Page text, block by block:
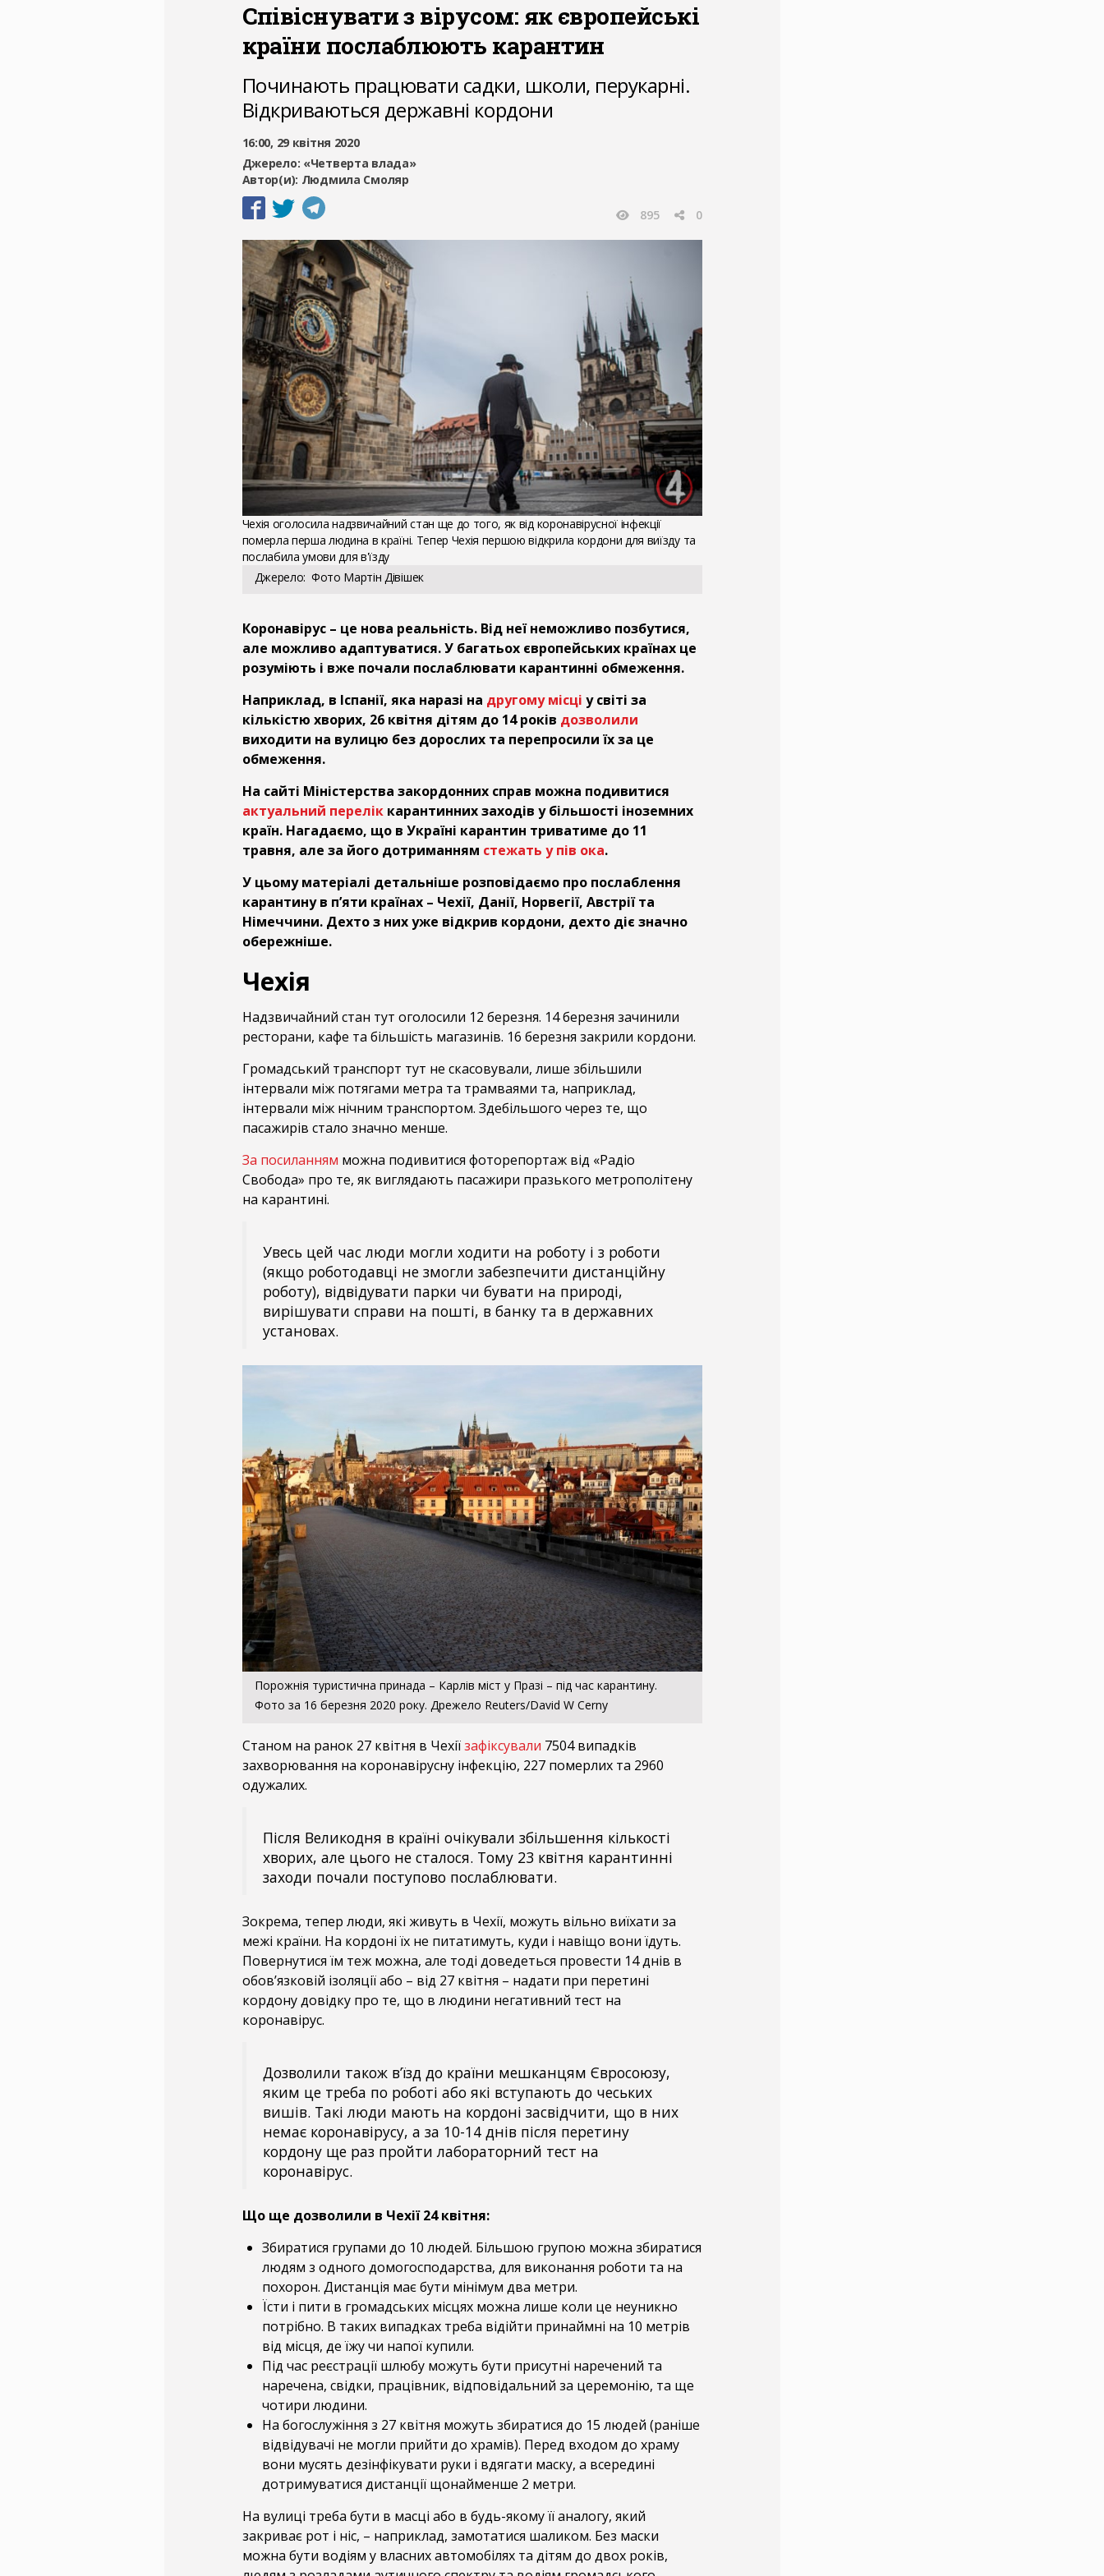
Співіснувати з вірусом: як європейські
країни послаблюють карантин
Починають працювати садки, школи, перукарні.
Відкриваються державні кордони
16:00, 29 квітня 2020
Джерело: «Четверта влада»
Автор(и): Людмила Смоляр
895 0
Чехія оголосила надзвичайний стан ще до того, як від коронавірусної інфекції
померла перша людина в країні. Тепер Чехія першою відкрила кордони для виїзду та
послабила умови для в'їзду
Джерело Фото Мартін Дівішек
Коронавірус – це нова реальність. Від неї неможливо позбутися,
але можливо адаптуватися. У багатьох європейських країнах це
розуміють і вже почали послаблювати карантинні обмеження.
Наприклад, в Іспанії, яка наразі на другому місці у світі за
кількістю хворих, 26 квітня дітям до 14 років дозволили
виходити на вулицю без дорослих та перепросили їх за це
обмеження.
На сайті Міністерства закордонних справ можна подивитися
актуальний переліккарантинних заходів у більшості іноземних
країн. Нагадаємо, що в Україні карантин триватиме до 11
травня, але за його дотриманням стежать у пів ока.
У цьому матеріалі детальніше розповідаємо про послаблення
карантину в п’яти країнах – Чехії, Данії, Норвегії, Австрії та
Німеччини. Дехто з них уже відкрив кордони, дехто діє значно
обережніше.
Чехія
Надзвичайний стан тут оголосили 12 березня. 14 березня зачинили
ресторани, кафе та більшість магазинів. 16 березня закрили кордони.
Громадський транспорт тут не скасовували, лише збільшили
інтервали між потягами метра та трамваями та, наприклад,
інтервали між нічним транспортом. Здебільшого через те, що
пасажирів стало значно менше.
За посиланням можна подивитися фоторепортаж від «Радіо
Свобода» про те, як виглядають пасажири празького метрополітену
на карантині.
Увесь цей час люди могли ходити на роботу і з роботи
(якщо роботодавці не змогли забезпечити дистанційну
роботу), відвідувати парки чи бувати на природі,
вирішувати справи на пошті, в банку та в державних
установах.
Порожнія туристична принада – Карлів міст у Празі – під час карантину.
Фото за 16 березня 2020 року. Дрежело Reuters/David W Cerny
Станом на ранок 27 квітня в Чехіїзафіксували 7504 випадків
захворювання на коронавірусну інфекцію, 227 померлих та 2960
одужалих.
Після Великодня в країні очікували збільшення кількості
хворих, але цього не сталося. Тому 23 квітня карантинні
заходи почали поступово послаблювати.
Зокрема, тепер люди, які живуть в Чехії, можуть вільно виїхати за
межі країни. На кордоні їх не питатимуть, куди і навіщо вони їдуть.
Повернутися їм теж можна, але тоді доведеться провести 14 днів в
обов’язковій ізоляції або – від 27 квітня – надати при перетині
кордону довідку про те, що в людини негативний тест на
коронавірус.
Дозволили також в’їзд до країни мешканцям Євросоюзу,
яким це треба по роботі або які вступають до чеських
вишів. Такі люди мають на кордоні засвідчити, що в них
немає коронавірусу, а за 10-14 днів після перетину
кордону ще раз пройти лабораторний тест на
коронавірус.
Що ще дозволили в Чехії 24 квітня:
Збиратися групами до 10 людей. Більшою групою можна збиратися
людям з одного домогосподарства, для виконання роботи та на
похорон. Дистанція має бути мінімум два метри.
Їсти і пити в громадських місцях можна лише коли це неуникно
потрібно. В таких випадках треба відійти принаймні на 10 метрів
від місця, де їжу чи напої купили.
Під час реєстрації шлюбу можуть бути присутні наречений та
наречена, свідки, працівник, відповідальний за церемонію, та ще
чотири людини.
На богослужіння з 27 квітня можуть збиратися до 15 людей (раніше
відвідувачі не могли прийти до храмів). Перед входом до храму
вони мусять дезінфікувати руки і вдягати маску, а всередині
дотримуватися дистанції щонайменше 2 метри.
На вулиці треба бути в масці або в будь-якому її аналогу, який
закриває рот і ніс, – наприклад, замотатися шаликом. Без маски
можна бути водіям у власних автомобілях та дітям до двох років,